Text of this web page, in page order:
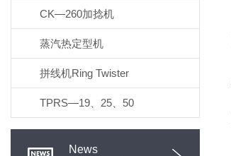
CK—260加捻机
蒸汽热定型机
拼线机Ring Twister
TPRS—19、25、50
News